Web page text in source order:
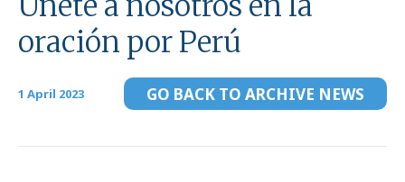
oración por Perú
1 April 2023 GO BACK TO ARCHIVE NEWS